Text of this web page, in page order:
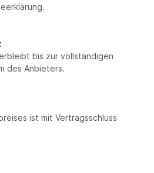
bis zur vollständigen
des Anbieters.
ist mit Vertragsschluss